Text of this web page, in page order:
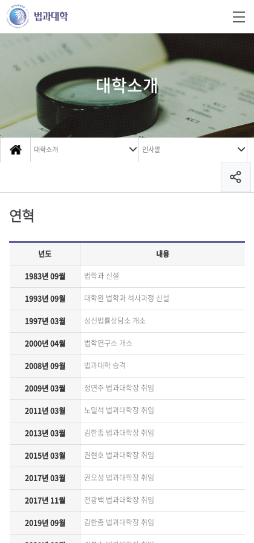
대학소개
대학소개 인사말
연혁
년도 내용
1983년 09월 법학과 신설
1993년 09월 대학원 법학과 석사과정 신설
1997년 03월 성신법률상담소 개소
2000년 04월 법학연구소 개소
2008년 09월 법과대학 승격
2009년 03월 정연주 법과대학장 취임
2011년 03월 노일석 법과대학장 취임
2013년 03월 김한종 법과대학장 취임
2015년 03월 권현호 법과대학장 취임
2017년 03월 권오성 법과대학장 취임
2017년 11월 전광백 법과대학장 취임
2019년 09월 김한종 법과대학장 취임